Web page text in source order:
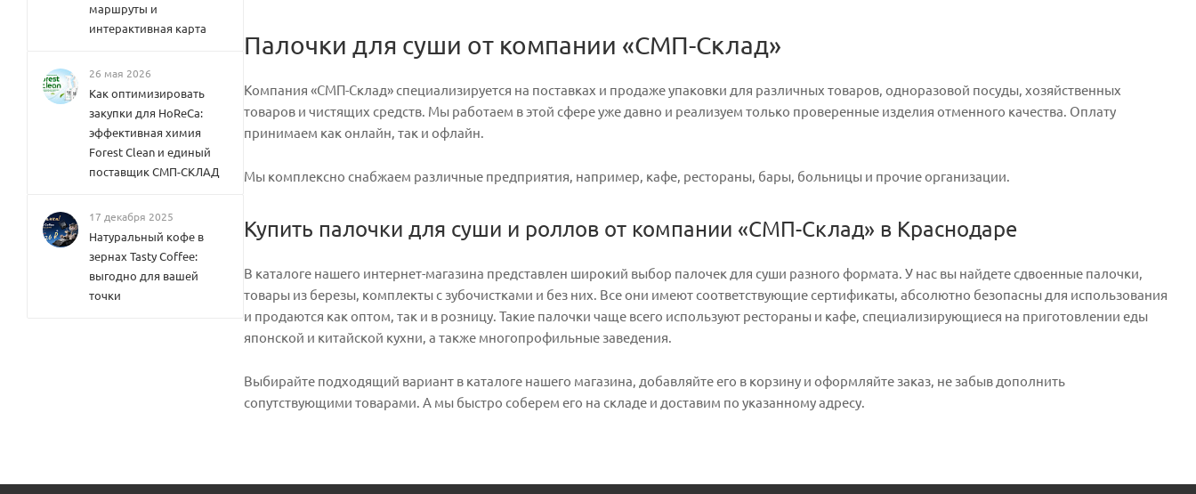
Палочки для суши от компании «СМП-Склад»
Компания «СМП-Склад» специализируется на поставках и продаже упаковки для различных товаров, одноразовой посуды, хозяйственных
товаров и чистящих средств. Мы работаем в этой сфере уже давно и реализуем только проверенные изделия отменного качества. Оплату
принимаем как онлайн, так и офлайн.
Мы комплексно снабжаем различные предприятия, например, кафе, рестораны, бары, больницы и прочие организации.
Купить палочки для суши и роллов от компании «СМП-Склад» в Краснодаре
В каталоге нашего интернет-магазина представлен широкий выбор палочек для суши разного формата. У нас вы найдете сдвоенные палочки,
товары из березы, комплекты с зубочистками и без них. Все они имеют соответствующие сертификаты, абсолютно безопасны для использования
и продаются как оптом, так и в розницу. Такие палочки чаще всего используют рестораны и кафе, специализирующиеся на приготовлении еды
японской и китайской кухни, а также многопрофильные заведения.
Выбирайте подходящий вариант в каталоге нашего магазина, добавляйте его в корзину и оформляйте заказ, не забыв дополнить
сопутствующими товарами. А мы быстро соберем его на складе и доставим по указанному адресу.
маршруты и
интерактивная карта
26 мая 2026
Как оптимизировать
закупки для HoReCa:
эффективная химия
Forest Clean и единый
поставщик СМП-СКЛАД
17 декабря 2025
Натуральный кофе в
зернах Tasty Coffee:
выгодно для вашей
точки